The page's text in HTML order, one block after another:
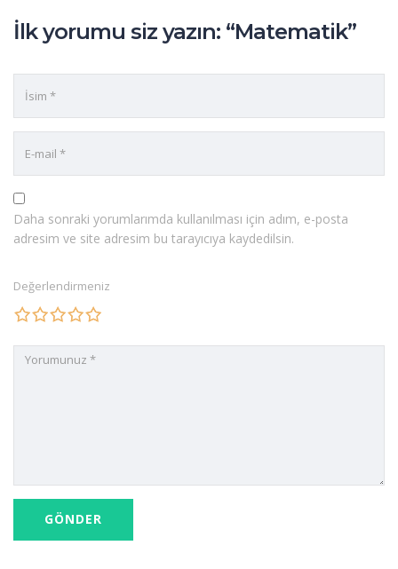
İlk yorumu siz yazın: “Matematik”
Daha sonraki yorumlarımda kullanılması için adım, e-posta
adresim ve site adresim bu tarayıcıya kaydedilsin.
Değerlendirmeniz